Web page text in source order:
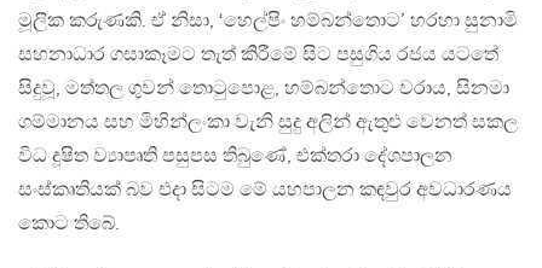
මූලික කරුණකි. ඒ නිසා, ‘හෙල්පිං හම්බන්තොට’ හරහා සුනාමි
සහනාධාර ගසාකෑමට තැත් කිරීමේ සිට පසුගිය රජය යටතේ
සිදුවූ, මත්තල ගුවන් තොටුපොළ, හම්බන්තොට වරාය, සිනමා
ගම්මානය සහ මිහින්ලංකා වැනි සුදු අලින් ඇතුළු වෙනත් සකල
විධ දූෂිත ව්‍යාපෘති පසුපස තිබුණේ, එක්තරා දේශපාලන
සංස්කෘතියක් බව එදා සිටම මේ යහපාලන කඳවුර අවධාරණය
කොට තිබේ.